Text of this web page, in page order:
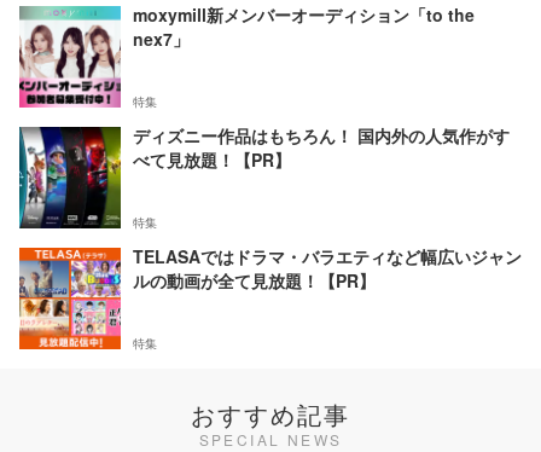
moxymill新メンバーオーディション「to the
nex7」
特集
ディズニー作品はもちろん！ 国内外の人気作がす
べて見放題！【PR】
特集
TELASAではドラマ・バラエティなど幅広いジャン
ルの動画が全て見放題！【PR】
特集
おすすめ記事
SPECIAL NEWS